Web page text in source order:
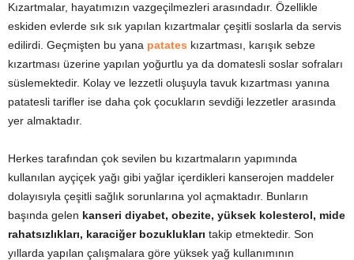
Kızartmalar, hayatımızın vazgeçilmezleri arasındadır. Özellikle
eskiden evlerde sık sık yapılan kızartmalar çeşitli soslarla da servis
edilirdi. Geçmişten bu yana patates kızartması, karışık sebze
kızartması üzerine yapılan yoğurtlu ya da domatesli soslar sofraları
süslemektedir. Kolay ve lezzetli oluşuyla tavuk kızartması yanına
patatesli tarifler ise daha çok çocukların sevdiği lezzetler arasında
yer almaktadır.
Herkes tarafından çok sevilen bu kızartmaların yapımında
kullanılan ayçiçek yağı gibi yağlar içerdikleri kanserojen maddeler
dolayısıyla çeşitli sağlık sorunlarına yol açmaktadır. Bunların
başında gelen kanseri diyabet, obezite, yüksek kolesterol, mide
rahatsızlıkları, karaciğer bozuklukları takip etmektedir. Son
yıllarda yapılan çalışmalara göre yüksek yağ kullanımının